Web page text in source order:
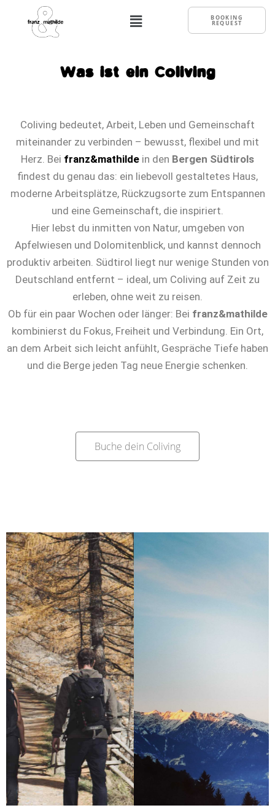
BOOKING
REQUEST
Was ist ein Coliving
Coliving bedeutet, Arbeit, Leben und Gemeinschaft
miteinander zu verbinden – bewusst, flexibel und mit
Herz. Bei franz&mathilde in den Bergen Südtirols
findest du genau das: ein liebevoll gestaltetes Haus,
moderne Arbeitsplätze, Rückzugsorte zum Entspannen
und eine Gemeinschaft, die inspiriert.
Hier lebst du inmitten von Natur, umgeben von
Apfelwiesen und Dolomitenblick, und kannst dennoch
produktiv arbeiten. Südtirol liegt nur wenige Stunden von
Deutschland entfernt – ideal, um Coliving auf Zeit zu
erleben, ohne weit zu reisen.
Ob für ein paar Wochen oder länger: Bei franz&mathilde
kombinierst du Fokus, Freiheit und Verbindung. Ein Ort,
an dem Arbeit sich leicht anfühlt, Gespräche Tiefe haben
und die Berge jeden Tag neue Energie schenken.
Buche dein Coliving